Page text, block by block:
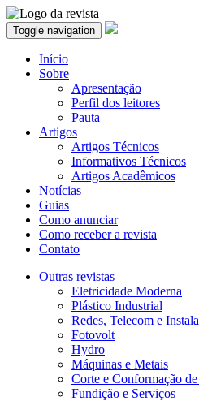
Toggle navigation
Início
Sobre
Apresentação
Perfil dos leitores
Pauta
Artigos
Artigos Técnicos
Informativos Técnicos
Artigos Acadêmicos
Notícias
Guias
Como anunciar
Como receber a revista
Contato
Outras revistas
Eletricidade Moderna
Plástico Industrial
Redes, Telecom e
Fotovolt
Hydro
Máquinas e Metais
Corte e Conformação
Fundição e Serviços